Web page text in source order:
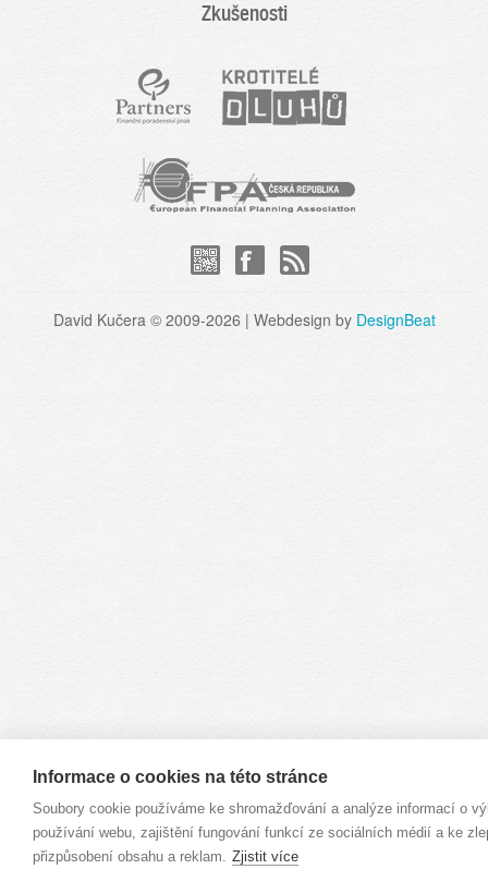
Zkušenosti
David Kučera © 2009-2026 | Webdesign by DesignBeat
Informace o cookies na této stránce
Soubory cookie používáme ke shromažďování a analýze informací o
používání webu, zajištění fungování funkcí ze sociálních médií a ke
přizpůsobení obsahu a reklam. Zjistit více